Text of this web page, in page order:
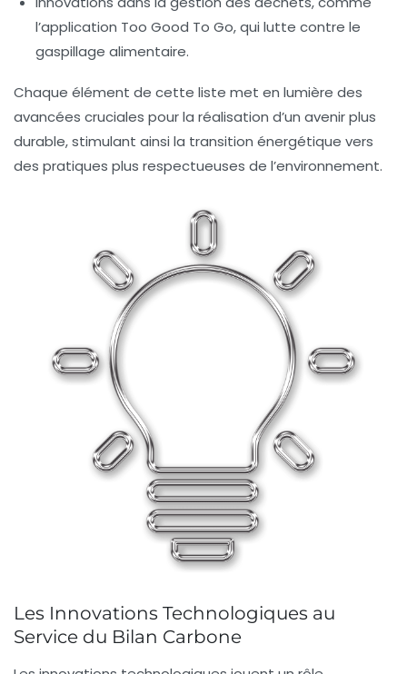
l’application Too Good To Go, qui lutte contre le
gaspillage alimentaire.
Chaque élément de cette liste met en lumière des
avancées cruciales pour la réalisation d’un avenir plus
durable, stimulant ainsi la transition énergétique vers
des pratiques plus respectueuses de l’environnement.
Les Innovations Technologiques au
Service du Bilan Carbone